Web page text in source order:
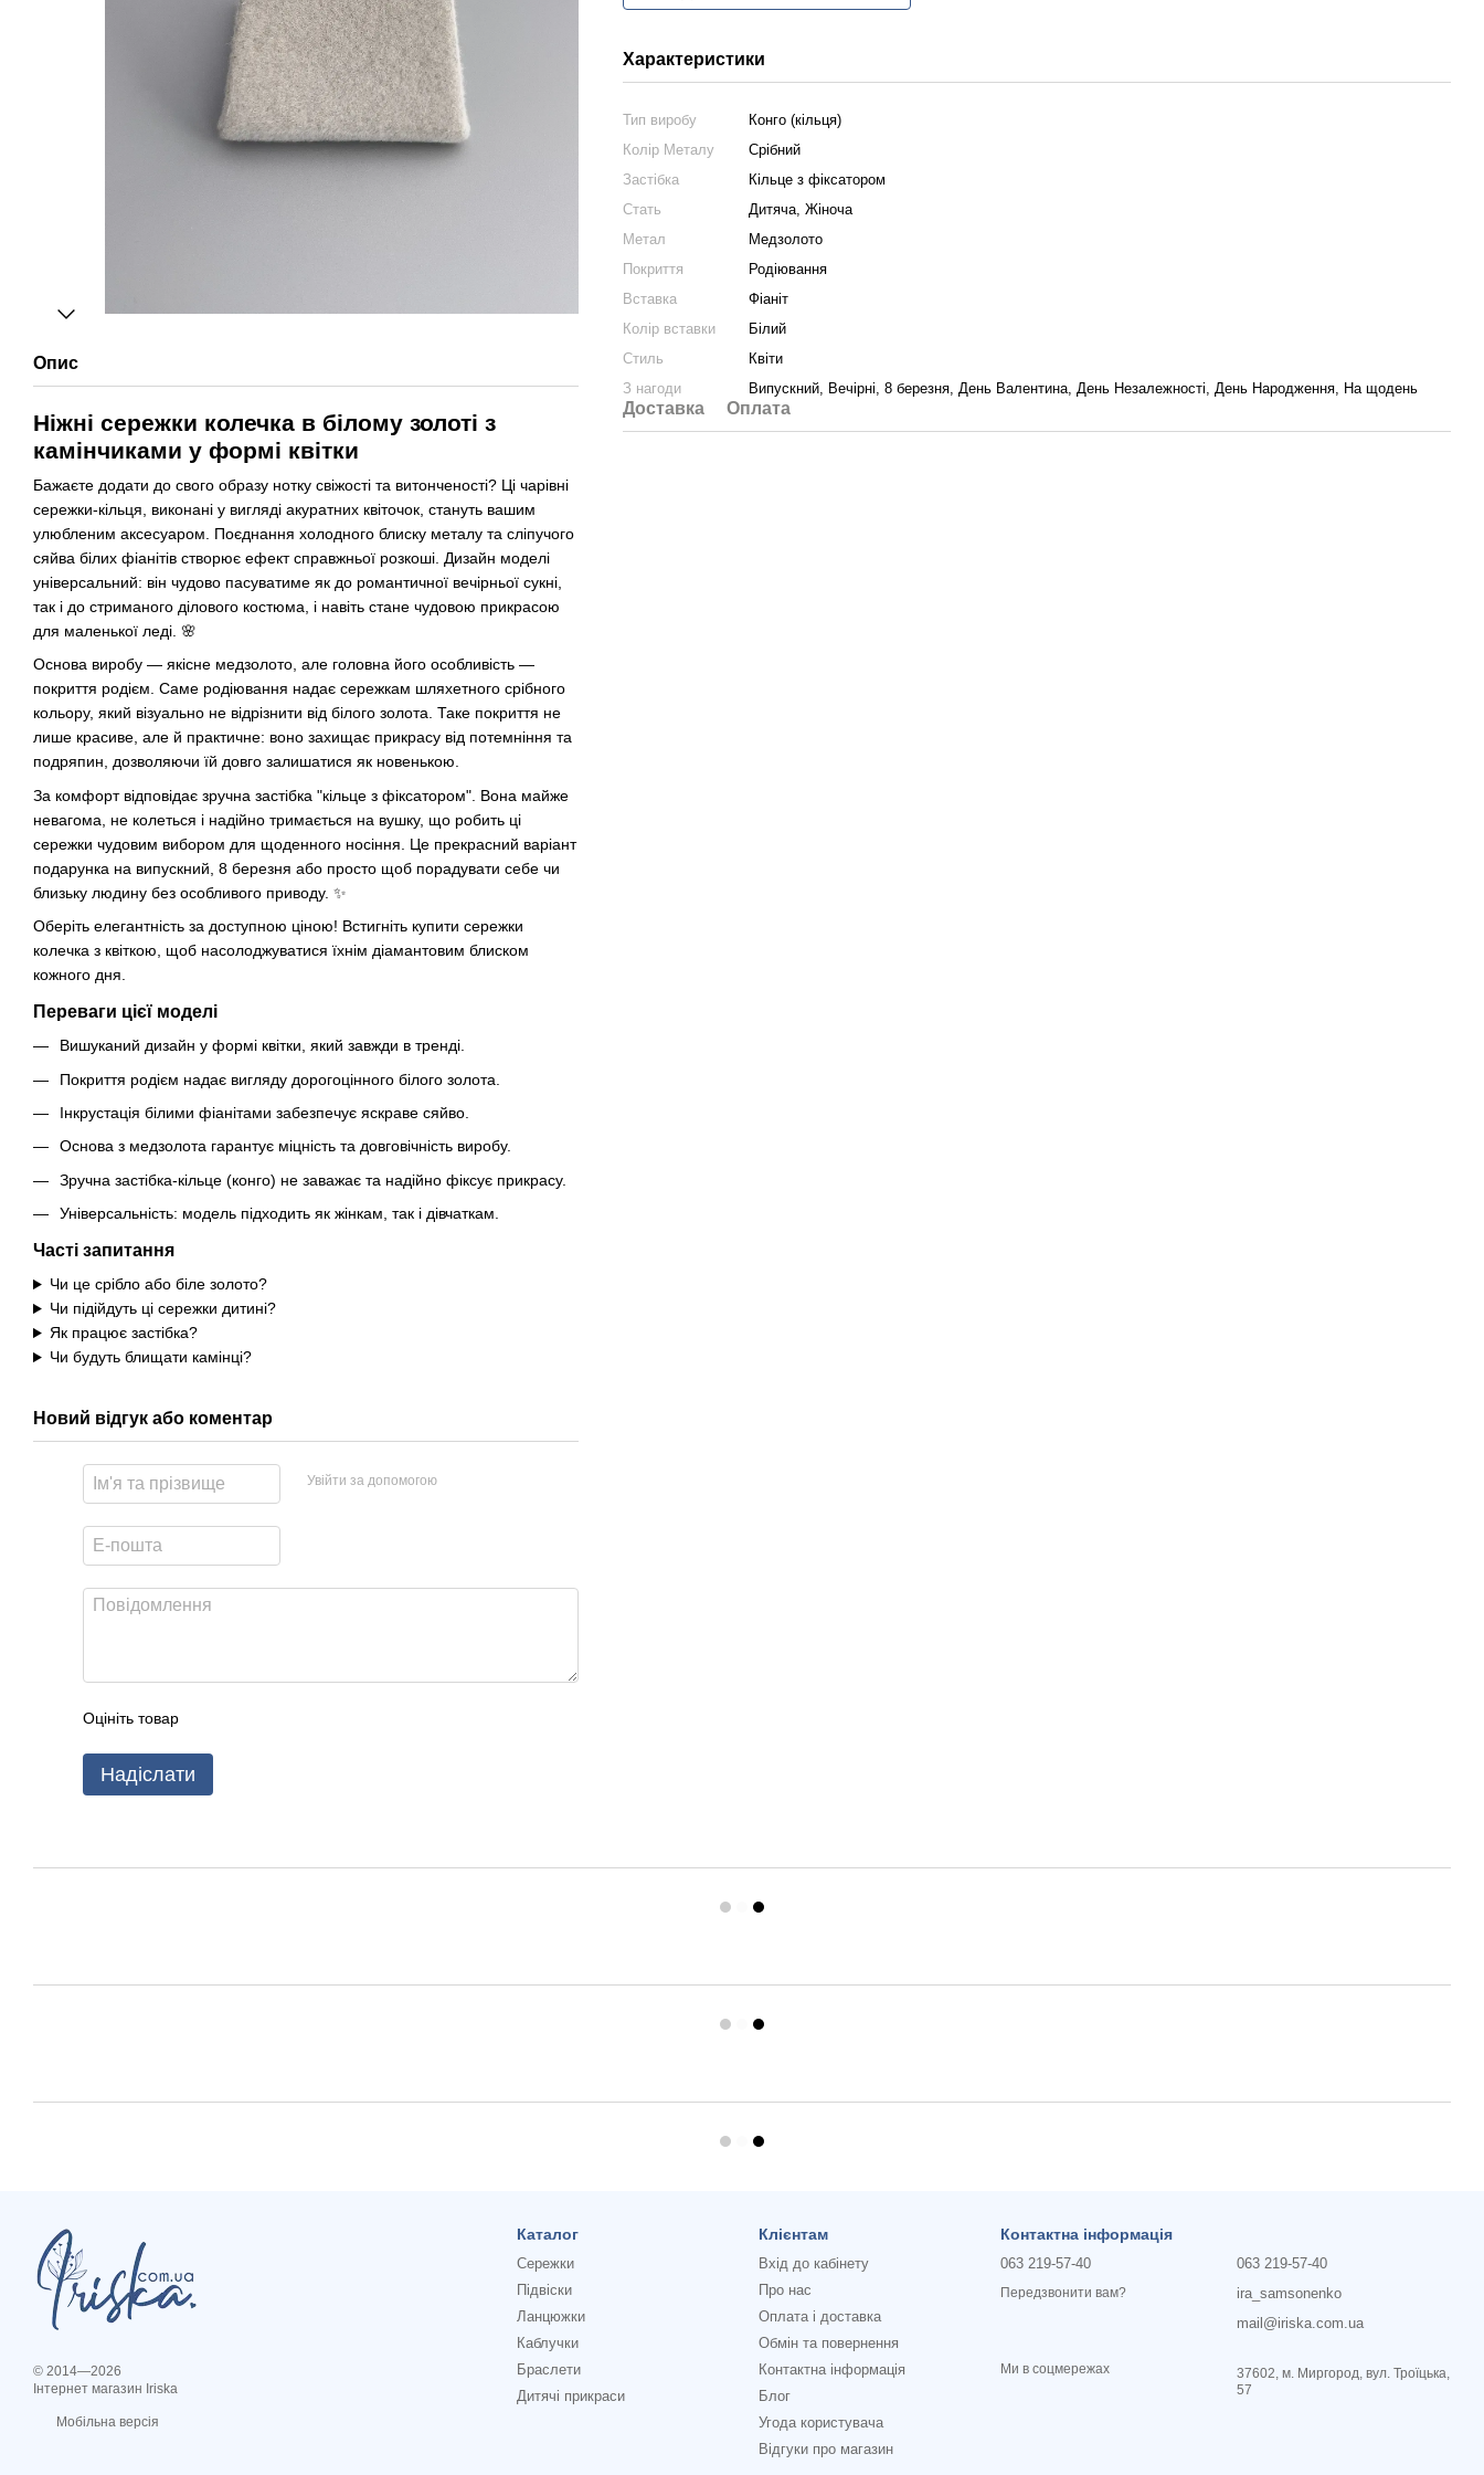
Опис
Ніжні сережки колечка в білому золоті з
камінчиками у формі квітки
Бажаєте додати до свого образу нотку свіжості та витонченості? Ці чарівні
сережки-кільця, виконані у вигляді акуратних квіточок, стануть вашим
улюбленим аксесуаром. Поєднання холодного блиску металу та сліпучого
сяйва білих фіанітів створює ефект справжньої розкоші. Дизайн моделі
універсальний: він чудово пасуватиме як до романтичної вечірньої сукні,
так і до стриманого ділового костюма, і навіть стане чудовою прикрасою
для маленької леді. 🌸
Основа виробу — якісне медзолото, але головна його особливість —
покриття родієм. Саме родіювання надає сережкам шляхетного срібного
кольору, який візуально не відрізнити від білого золота. Таке покриття не
лише красиве, але й практичне: воно захищає прикрасу від потемніння та
подряпин, дозволяючи їй довго залишатися як новенькою.
За комфорт відповідає зручна застібка "кільце з фіксатором". Вона майже
невагома, не колеться і надійно тримається на вушку, що робить ці
сережки чудовим вибором для щоденного носіння. Це прекрасний варіант
подарунка на випускний, 8 березня або просто щоб порадувати себе чи
близьку людину без особливого приводу. ✨
Оберіть елегантність за доступною ціною! Встигніть купити сережки
колечка з квіткою, щоб насолоджуватися їхнім діамантовим блиском
кожного дня.
Переваги цієї моделі
Вишуканий дизайн у формі квітки, який завжди в тренді.
Покриття родієм надає вигляду дорогоцінного білого золота.
Інкрустація білими фіанітами забезпечує яскраве сяйво.
Основа з медзолота гарантує міцність та довговічність виробу.
Зручна застібка-кільце (конго) не заважає та надійно фіксує прикрасу.
Універсальність: модель підходить як жінкам, так і дівчаткам.
Часті запитання
Чи це срібло або біле золото?
Чи підійдуть ці сережки дитині?
Як працює застібка?
Чи будуть блищати камінці?
Новий відгук або коментар
Увійти за допомогою
Оцініть товар
Надіслати
Характеристики
Тип виробу
Конго (кільця)
Колір Металу
Срібний
Застібка
Кільце з фіксатором
Стать
Дитяча, Жіноча
Метал
Медзолото
Покриття
Родіювання
Вставка
Фіаніт
Колір вставки
Білий
Стиль
Квіти
З нагоди
Випускний, Вечірні, 8 березня, День Валентина, День Незалежності, День Народження, На щодень
Доставка Оплата
© 2014—2026
Інтернет магазин Iriska
Мобільна версія
Каталог
Сережки
Підвіски
Ланцюжки
Каблучки
Браслети
Дитячі прикраси
Клієнтам
Вхід до кабінету
Про нас
Оплата і доставка
Обмін та повернення
Контактна інформація
Блог
Угода користувача
Відгуки про магазин
Контактна інформація
063 219-57-40
Передзвонити вам?
063 219-57-40
ira_samsonenko
mail@iriska.com.ua
37602, м. Миргород, вул. Троїцька,
57
Ми в соцмережах